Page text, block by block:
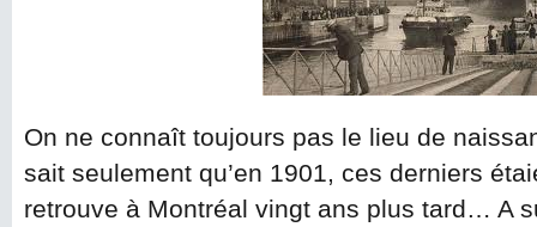
On ne connaît toujours pas le lieu de
sait seulement qu’en 1901, ces derniers
retrouve à Montréal vingt ans plus tard… A